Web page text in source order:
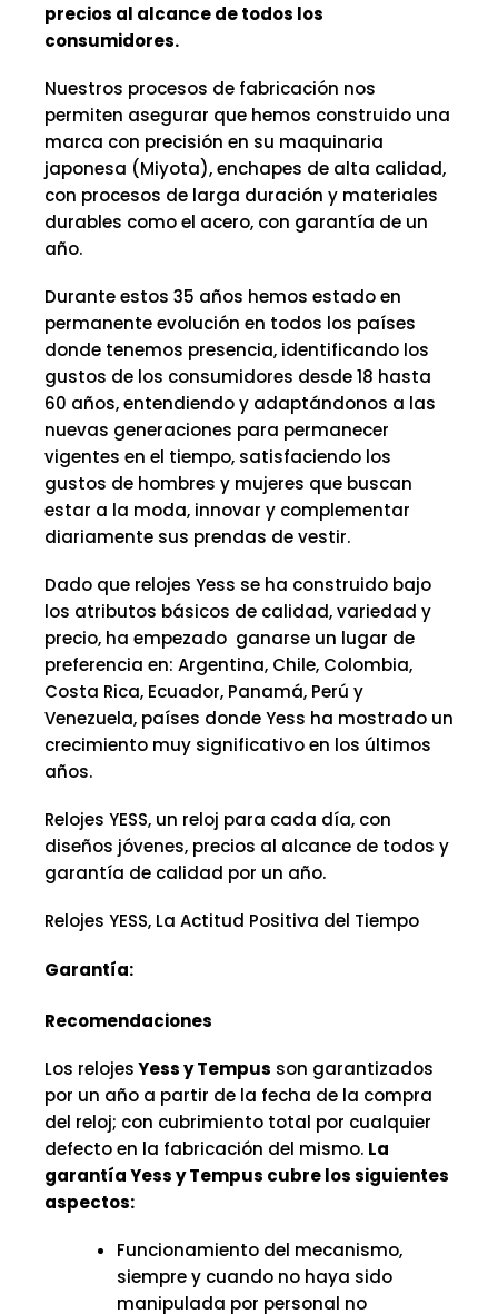
precios al alcance de todos los
consumidores.
Nuestros procesos de fabricación nos
permiten asegurar que hemos construido una
marca con precisión en su maquinaria
japonesa (Miyota), enchapes de alta calidad,
con procesos de larga duración y materiales
durables como el acero, con garantía de un
año.
Durante estos 35 años hemos estado en
permanente evolución en todos los países
donde tenemos presencia, identificando los
gustos de los consumidores desde 18 hasta
60 años, entendiendo y adaptándonos a las
nuevas generaciones para permanecer
vigentes en el tiempo, satisfaciendo los
gustos de hombres y mujeres que buscan
estar a la moda, innovar y complementar
diariamente sus prendas de vestir.
Dado que relojes Yess se ha construido bajo
los atributos básicos de calidad, variedad y
precio, ha empezado ganarse un lugar de
preferencia en: Argentina, Chile, Colombia,
Costa Rica, Ecuador, Panamá, Perú y
Venezuela, países donde Yess ha mostrado un
crecimiento muy significativo en los últimos
años.
Relojes YESS, un reloj para cada día, con
diseños jóvenes, precios al alcance de todos y
garantía de calidad por un año.
Relojes YESS, La Actitud Positiva del Tiempo
Garantía:
Recomendaciones
Los relojesYess y Tempus son garantizados
por un año a partir de la fecha de la compra
del reloj; con cubrimiento total por cualquier
defecto en la fabricación del mismo. La
garantía Yess y Tempus cubre los siguientes
aspectos:
Funcionamiento del mecanismo,
siempre y cuando no haya sido
manipulada por personal no